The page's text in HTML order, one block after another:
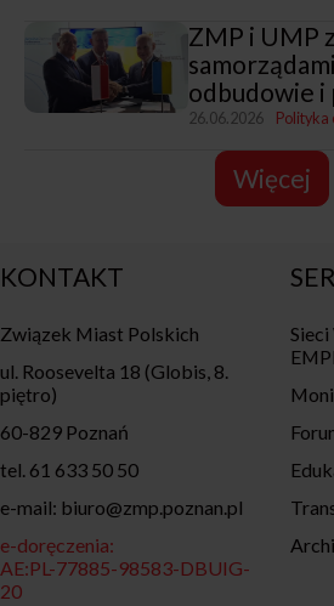
ZMP i UMP
odbudowie i
26.06.2026
Więcej
KONTAKT
Związek Miast Polskich
ul. Roosevelta 18 (Globis, 8.
piętro)
60-829 Poznań
tel. 61 633 50 50
e-mail: biuro@zmp.poznan.pl
e-doręczenia:
AE:PL-77885-98583-DBUIG-
20